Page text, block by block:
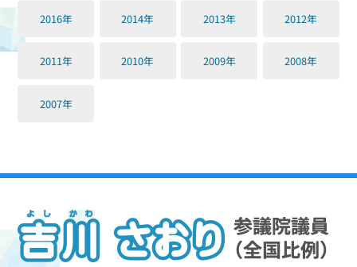
2016年 2014年 2013年 2012年
2011年 2010年 2009年 2008年
2007年